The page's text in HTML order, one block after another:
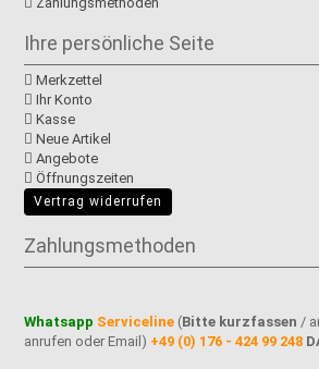
Ihre persönliche Seite
Merkzettel
Ihr Konto
Kasse
Neue Artikel
Angebote
Öffnungszeiten
Vertrag widerrufen
Zahlungsmethoden
Whatsapp Serviceline (Bitte kurzfassen /
anrufen oder Email) +49 (0) 176 - 424 99 248